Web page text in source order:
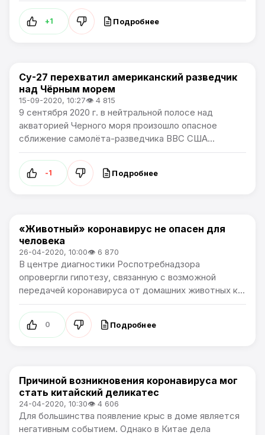
+1 Подробнее
Артемпортал / В мире
Су-27 перехватил американский разведчик
над Чёрным морем
15-09-2020, 10:27👁 4 815
9 сентября 2020 г. в нейтральной полосе над
акваторией Черного моря произошло опасное
сближение самолёта-разведчика ВВС США...
-1 Подробнее
Артемпортал / В мире
«Животный» коронавирус не опасен для
человека
26-04-2020, 10:00👁 6 870
В центре диагностики Роспотребнадзора
опровергли гипотезу, связанную с возможной
передачей коронавируса от домашних животных к...
0 Подробнее
Артемпортал / В мире
Причиной возникновения коронавируса мог
стать китайский деликатес
24-04-2020, 10:30👁 4 606
Для большинства появление крыс в доме является
негативным событием. Однако в Китае дела